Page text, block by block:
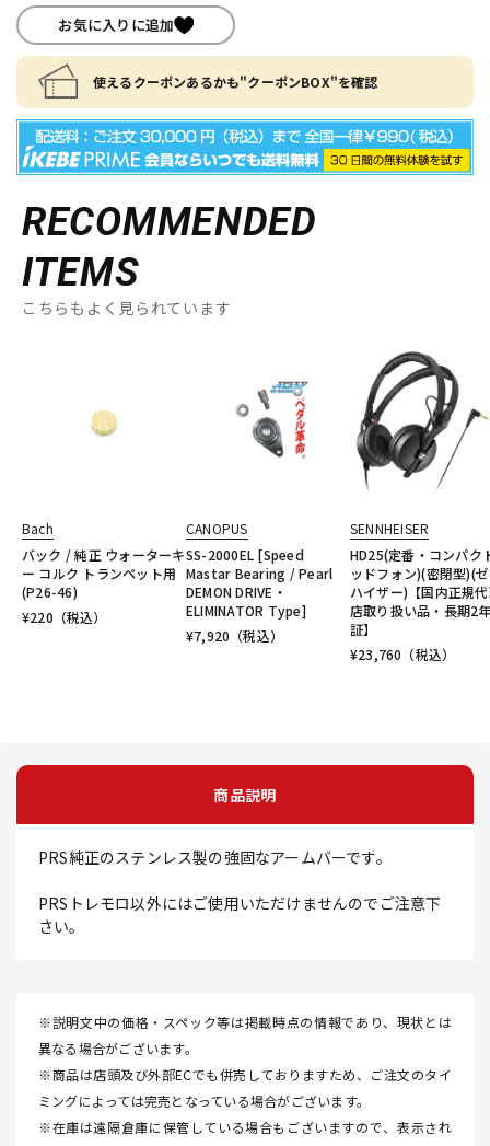
お気に入りに追加
使えるクーポンあるかも"クーポンBOX"を確認
RECOMMENDED
ITEMS
こちらもよく見られています
Bach
バック / 純正 ウォーターキ
ー コルク トランペット用
(P26-46)
¥220 （税込）
CANOPUS
SS-2000EL [Speed
Mastar Bearing / Pearl
DEMON DRIVE・
ELIMINATOR Type]
¥7,920 （税込）
SENNHEISER
HD25(定番・コンパク
ッドフォン)(密閉型)(
ハイザー)【国内正規
店取り扱い品・長期2
証】
¥23,760 （税込）
商品説明
PRS純正のステンレス製の強固なアームバーです。
PRSトレモロ以外にはご使用いただけませんのでご注意下
さい。
※説明文中の価格・スペック等は掲載時点の情報であり、現状とは
異なる場合がございます。
※商品は店頭及び外部ECでも併売しておりますため、ご注文のタイ
ミングによっては完売となっている場合がございます。
※在庫は遠隔倉庫に保管している場合もございますので、表示され